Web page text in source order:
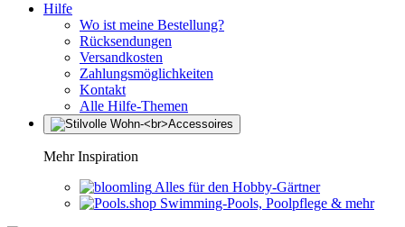
Hilfe
Wo ist meine Bestellung?
Rücksendungen
Versandkosten
Zahlungsmöglichkeiten
Kontakt
Alle Hilfe-Themen
Mehr Inspiration
Alles für den Hobby-Gärtner
Swimming-Pools, Poolpflege & mehr